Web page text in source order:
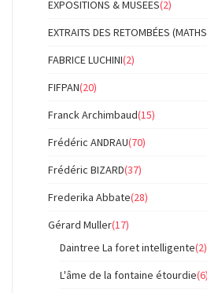
EXPOSITIONS & MUSEES(2)
EXTRAITS DES RETOMBÉES
FABRICE LUCHINI(2)
FIFPAN(20)
Franck Archimbaud(15)
Frédéric ANDRAU(70)
Frédéric BIZARD(37)
Frederika Abbate(28)
Gérard Muller(17)
Daintree La foret intelligente(2)
L'âme de la fontaine étourdie(6)